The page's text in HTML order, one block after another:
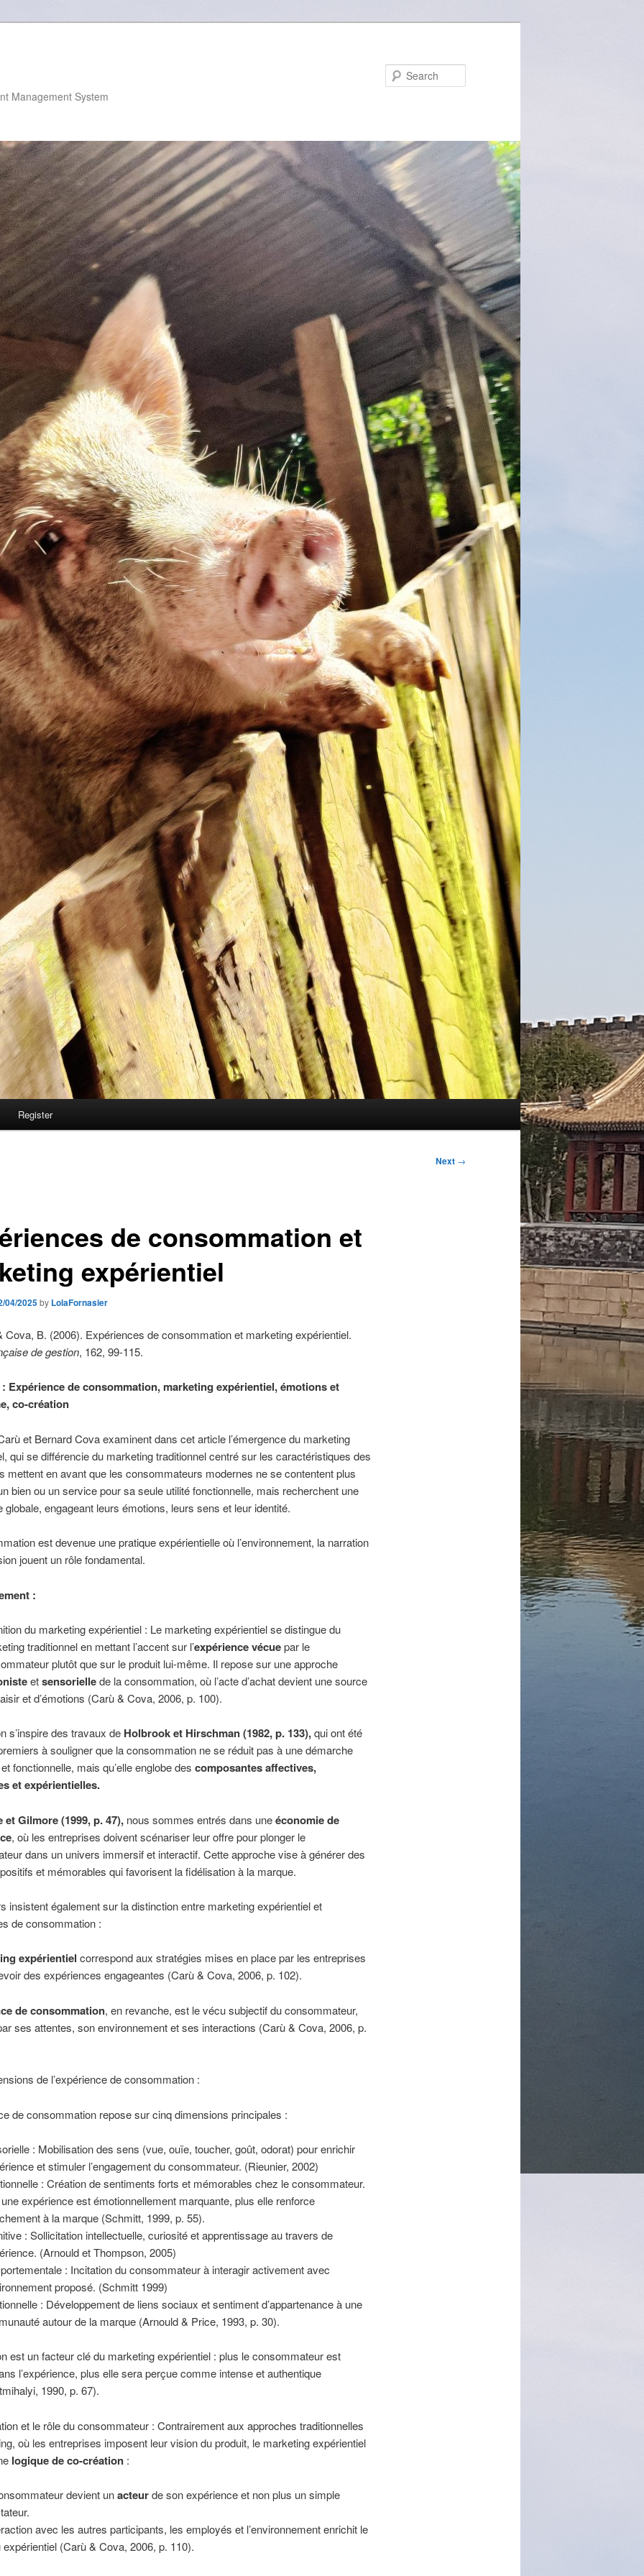
Management System
Register
Next →
de consommation et
expérientiel
04/2025by LolaFornasier
Cova, B. (2006). Expériences de consommation et marketing expérientiel.
de gestion, 162, 99-115.
Expérience de consommation, marketing expérientiel, émotions et
co-création
et Bernard Cova examinent dans cet article l’émergence du marketing
qui se différencie du marketing traditionnel centré sur les caractéristiques des
mettent en avant que les consommateurs modernes ne se contentent plus
bien ou un service pour sa seule utilité fonctionnelle, mais recherchent une
globale, engageant leurs émotions, leurs sens et leur identité.
est devenue une pratique expérientielle où l’environnement, la narration
jouent un rôle fondamental.
:
du marketing expérientiel : Le marketing expérientiel se distingue du
traditionnel en mettant l’accent sur l’expérience vécuepar le
plutôt que sur le produit lui-même. Il repose sur une approche
etsensoriellede la consommation, où l’acte d’achat devient une source
et d’émotions (Carù & Cova, 2006, p. 100).
s’inspire des travaux de Holbrook et Hirschman (1982, p. 133),qui ont été
à souligner que la consommation ne se réduit pas à une démarche
fonctionnelle, mais qu’elle englobe des composantes affectives,
et expérientielles.
et Gilmore (1999, p. 47),nous sommes entrés dans uneéconomie de
, où les entreprises doivent scénariser leur offre pour plonger le
dans un univers immersif et interactif. Cette approche vise à générer des
et mémorables qui favorisent la fidélisation à la marque.
insistent également sur la distinction entre marketing expérientiel et
de consommation :
expérientiel correspond aux stratégies mises en place par les entreprises
des expériences engageantes (Carù & Cova, 2006, p. 102).
de consommation, en revanche, est le vécu subjectif du consommateur,
ses attentes, son environnement et ses interactions (Carù & Cova, 2006, p.
de l’expérience de consommation :
de consommation repose sur cinq dimensions principales :
: Mobilisation des sens (vue, ouïe, toucher, goût, odorat) pour enrichir
et stimuler l’engagement du consommateur. (Rieunier, 2002)
: Création de sentiments forts et mémorables chez le consommateur.
expérience est émotionnellement marquante, plus elle renforce
à la marque (Schmitt, 1999, p. 55).
: Sollicitation intellectuelle, curiosité et apprentissage au travers de
(Arnould et Thompson, 2005)
: Incitation du consommateur à interagir activement avec
proposé. (Schmitt 1999)
: Développement de liens sociaux et sentiment d’appartenance à une
autour de la marque (Arnould & Price, 1993, p. 30).
est un facteur clé du marketing expérientiel : plus le consommateur est
l’expérience, plus elle sera perçue comme intense et authentique
1990, p. 67).
et le rôle du consommateur : Contrairement aux approches traditionnelles
où les entreprises imposent leur vision du produit, le marketing expérientiel
logique de co-création:
devient unacteurde son expérience et non plus un simple
avec les autres participants, les employés et l’environnement enrichit le
expérientiel (Carù & Cova, 2006, p. 110).